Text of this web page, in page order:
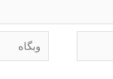
وبگاه